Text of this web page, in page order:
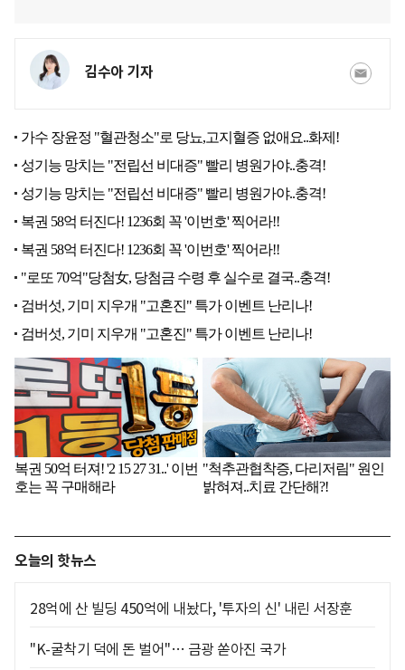
김수아 기자
오늘의 핫뉴스
28억에 산 빌딩 450억에 내놨다, '투자의 신' 내린 서장훈
"K-굴착기 덕에 돈 벌어"… 금광 쏟아진 국가